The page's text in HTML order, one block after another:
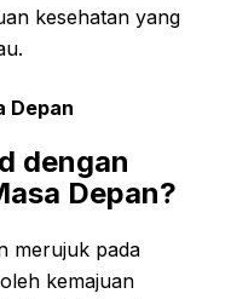
kesehatan yang
Depan
dengan
Depan?
merujuk pada
kemajuan